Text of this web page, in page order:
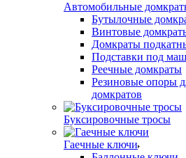
Автомобильные
Бутылочные
Винтовые
Домкраты
Подставки под
Реечные домкраты
Резиновые опоры
домкратов
Буксировочные тросы
Гаечные ключи